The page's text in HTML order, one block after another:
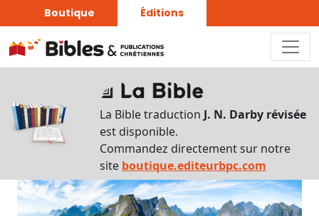
Boutique Éditions
La Bible traduction J. N. Darby révisée
est disponible.
Commandez directement sur notre
site boutique.editeurbpc.com
Bonne
Semence
Rechercher
une